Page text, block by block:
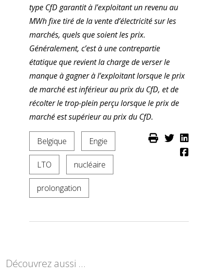
type CfD garantit à l’exploitant un revenu au
MWh fixe tiré de la vente d’électricité sur les
marchés, quels que soient les prix.
Généralement, c’est à une contrepartie
étatique que revient la charge de verser le
manque à gagner à l’exploitant lorsque le prix
de marché est inférieur au prix du CfD, et de
récolter le trop-plein perçu lorsque le prix de
marché est supérieur au prix du CfD.
Belgique Engie
LTO nucléaire
prolongation
Découvrez aussi ...